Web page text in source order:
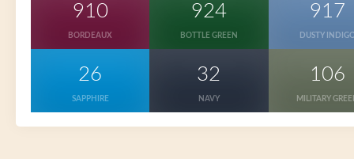
910
BORDEAUX
924
BOTTLE GREEN
917
DUSTY
26
SAPPHIRE
32
NAVY
106
MILITARY